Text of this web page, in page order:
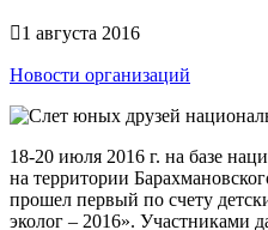
1 августа 2016
Новости организаций
18-20 июля 2016 г. на базе
на территории
прошел первый по счету
эколог – 2016». Участниками